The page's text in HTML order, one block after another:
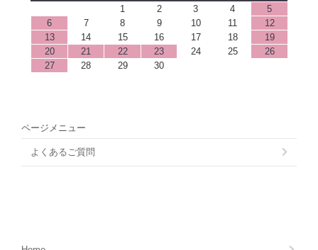
1
2 3 4
5
6
7 8 9 10 11
12
13
14 15 16 17 18
19
20
21 22 23 24 25
26
27
28 29 30
ページメニュー
よくあるご質問